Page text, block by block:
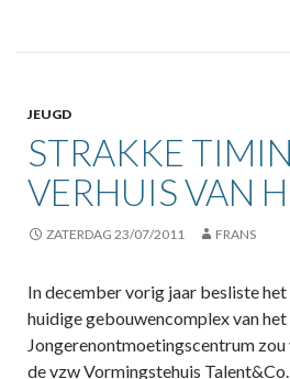
JEUGD
STRAKKE
VERHUIS VAN
ZATERDAG 23/07/2011 FRANS
In december vorig jaar besliste
huidige gebouwencomplex van het
Jongerenontmoetingscentrum
de vzw Vormingstehuis